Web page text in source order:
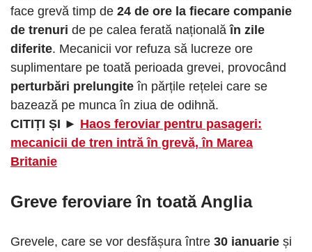
face grevă timp de 24 de ore la fiecare companie
de trenuri de pe calea ferată naționalăîn zile
diferite. Mecanicii vor refuza să lucreze ore
suplimentare pe toată perioada grevei, provocând
perturbări prelungite în părțile rețelei care se
bazează pe munca în ziua de odihnă.
CITIȚI ȘI ► Haos feroviar pentru pasageri:
mecanicii de tren intră în grevă, în Marea
Britanie
Greve feroviare în toată Anglia
Grevele, care se vor desfășura între 30 ianuarie și